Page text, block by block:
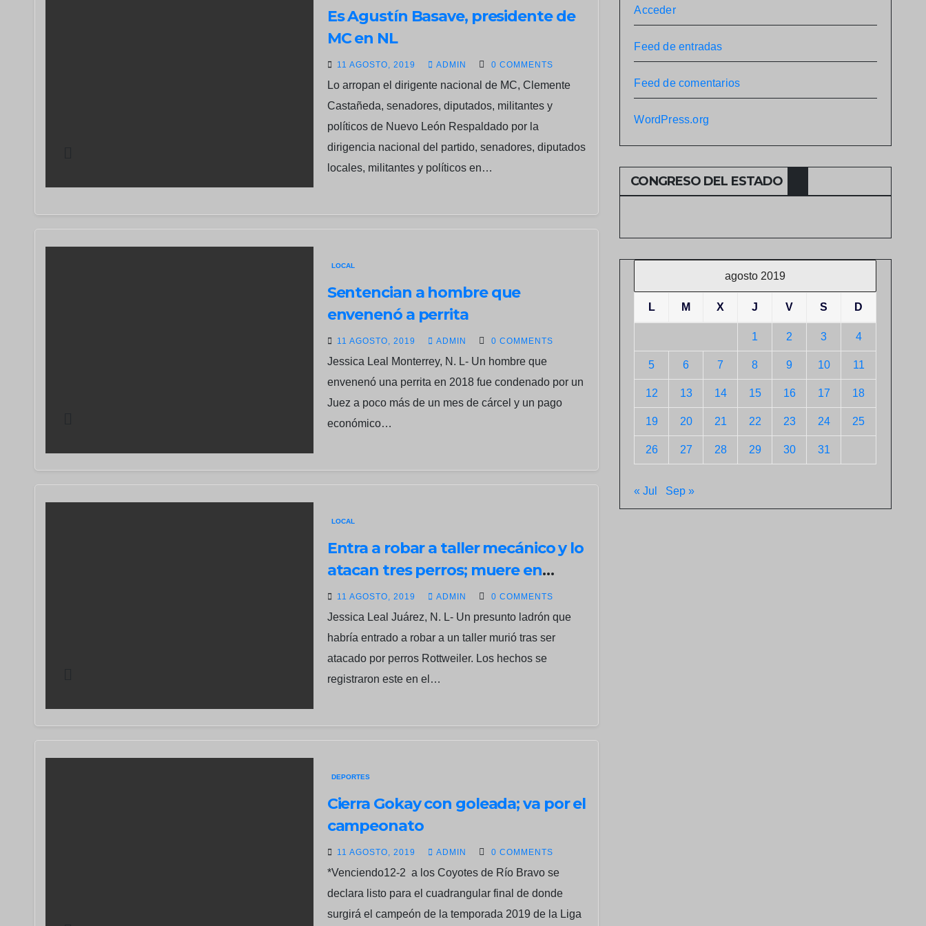
Es Agustín Basave, presidente de
MC en NL
11 AGOSTO, 2019 ADMIN 0 COMMENTS
Lo arropan el dirigente nacional de MC, Clemente
Castañeda, senadores, diputados, militantes y
políticos de Nuevo León Respaldado por la
dirigencia nacional del partido, senadores, diputados
locales, militantes y políticos en…
LOCAL
Sentencian a hombre que
envenenó a perrita
11 AGOSTO, 2019 ADMIN 0 COMMENTS
Jessica Leal Monterrey, N. L- Un hombre que
envenenó una perrita en 2018 fue condenado por un
Juez a poco más de un mes de cárcel y un pago
económico…
LOCAL
Entra a robar a taller mecánico y lo
atacan tres perros; muere en
hospital después
11 AGOSTO, 2019 ADMIN 0 COMMENTS
Jessica Leal Juárez, N. L- Un presunto ladrón que
habría entrado a robar a un taller murió tras ser
atacado por perros Rottweiler. Los hechos se
registraron este en el…
DEPORTES
Cierra Gokay con goleada; va por el
campeonato
11 AGOSTO, 2019 ADMIN 0 COMMENTS
*Venciendo12-2 a los Coyotes de Río Bravo se
declara listo para el cuadrangular final de donde
surgirá el campeón de la temporada 2019 de la Liga
Acceder
Feed de entradas
Feed de comentarios
WordPress.org
CONGRESO DEL ESTADO
agosto 2019
L M X J V S D
1 2 3 4
5 6 7 8 9 10 11
12 13 14 15 16 17 18
19 20 21 22 23 24 25
26 27 28 29 30 31
« Jul Sep »